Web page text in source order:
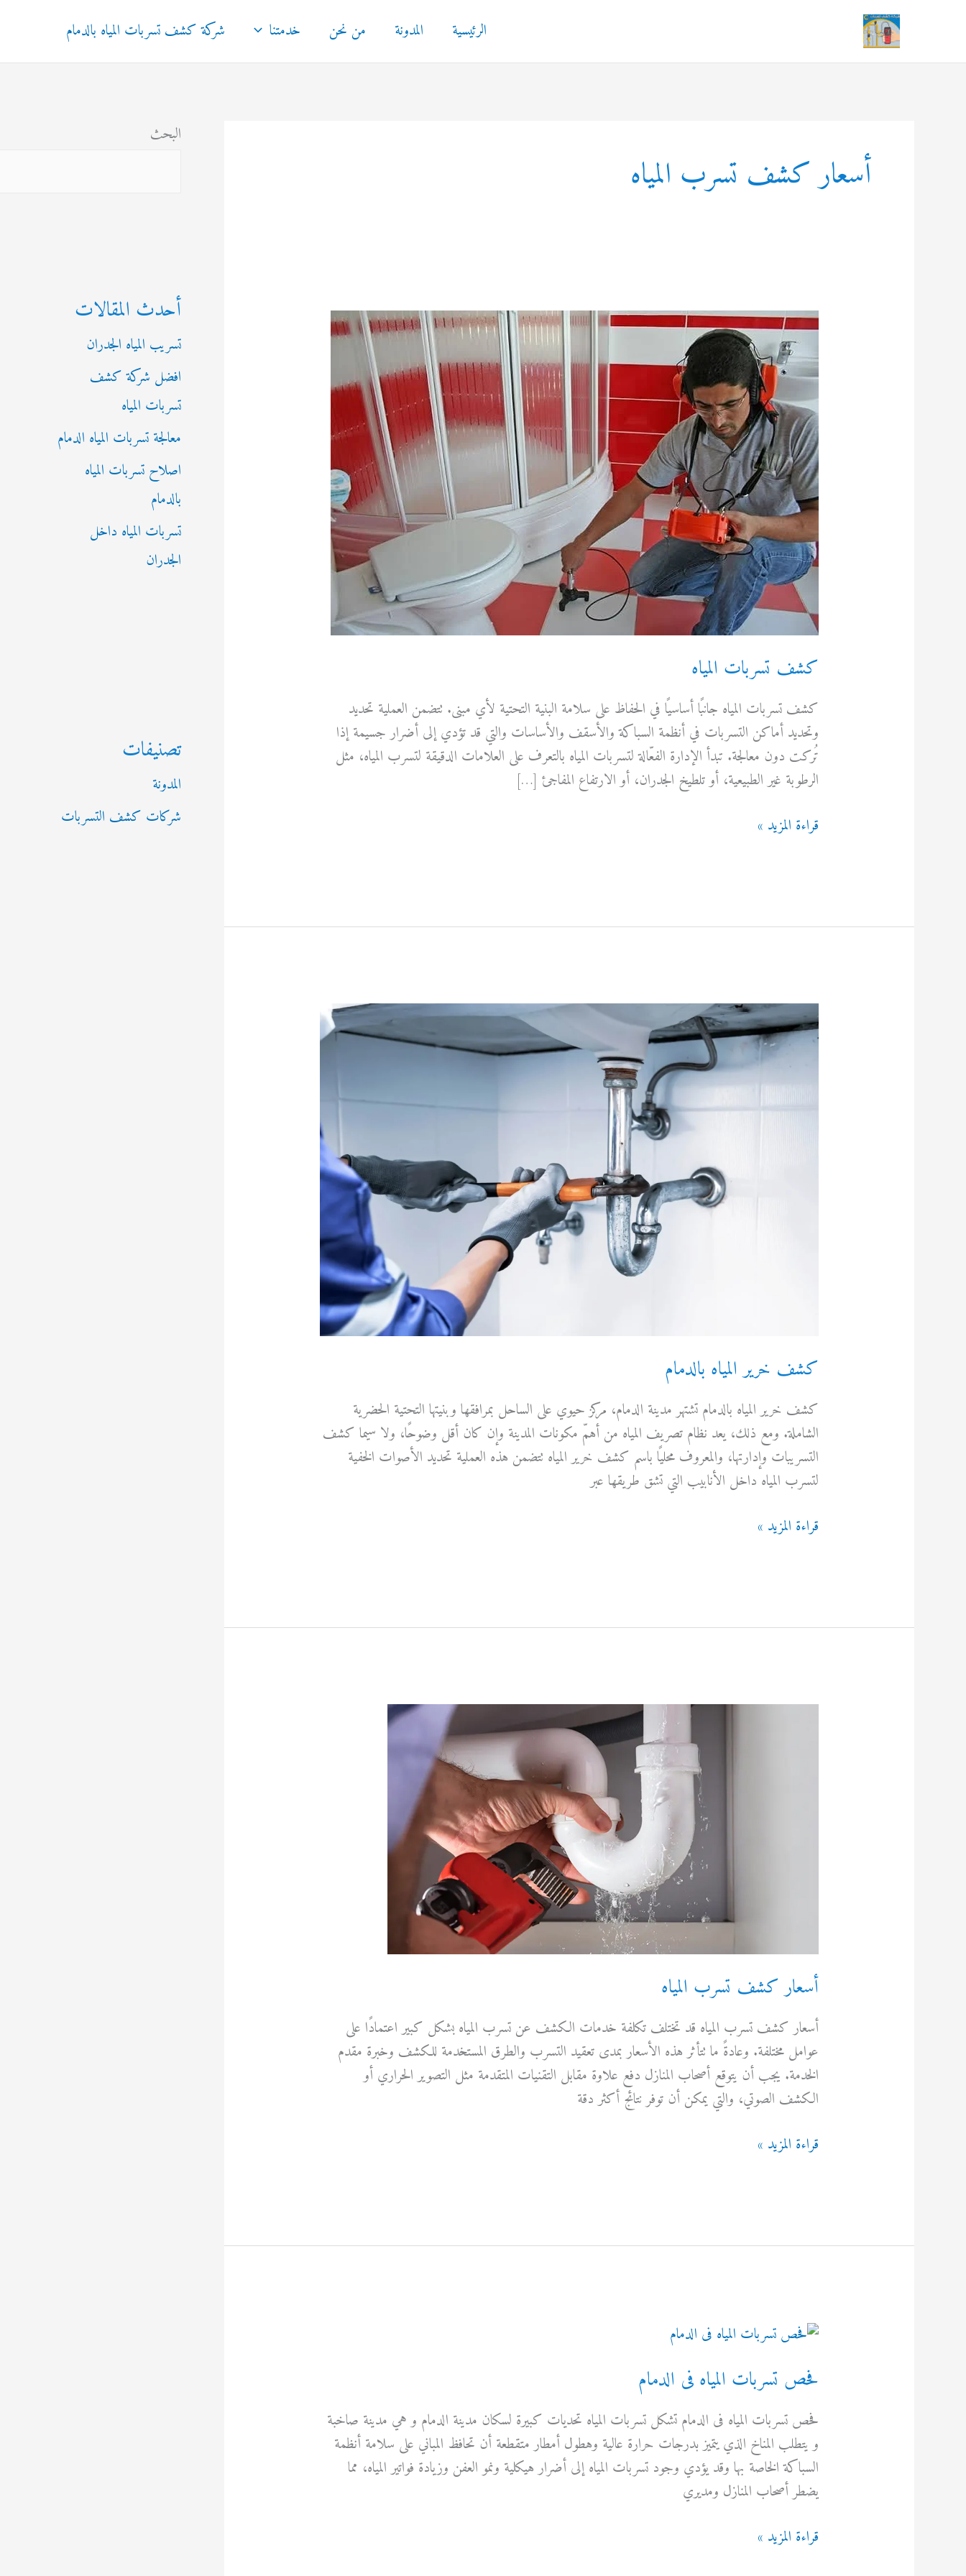
المحتوى
الرئيسية المدونة من نحن خدمتنا شركة كشف تسربات المياه بالدمام
أسعار كشف تسرب المياه
كشف تسربات المياه
كشف تسربات المياه جانبًا أساسيًا في الحفاظ على سلامة البنية التحتية لأي مبنى. تتضمن العملية تحديد
وتحديد أماكن التسربات في أنظمة السباكة والأسقف والأساسات والتي قد تؤدي إلى أضرار جسيمة إذا
تُركت دون معالجة. تبدأ الإدارة الفعّالة لتسربات المياه بالتعرف على العلامات الدقيقة لتسرب المياه، مثل
الرطوبة غير الطبيعية، أو تلطيخ الجدران، أو الارتفاع المفاجئ […]
كشف
قراءة المزيد »
كشف خرير المياه بالدمام
كشف خرير المياه بالدمام تشتهر مدينة الدمام، مركز حيوي على الساحل بمرافقها وبنيتها التحتية الحضرية
الشاملة. ومع ذلك، يعد نظام تصريف المياه من أهمّ مكونات المدينة وإن كان أقل وضوحًا، ولا سيما كشف
التسريبات وإدارتها، والمعروف محليًا باسم كشف خرير المياه تتضمن هذه العملية تحديد الأصوات الخفية
لتسرب المياه داخل الأنابيب التي تشق طريقها عبر
كشف
قراءة المزيد »
أسعار كشف تسرب المياه
أسعار كشف تسرب المياه قد تختلف تكلفة خدمات الكشف عن تسرب المياه بشكل كبير اعتمادًا على
عوامل مختلفة. وعادةً ما تتأثر هذه الأسعار بمدى تعقيد التسرب والطرق المستخدمة للكشف وخبرة مقدم
الخدمة. يجب أن يتوقع أصحاب المنازل دفع علاوة مقابل التقنيات المتقدمة مثل التصوير الحراري أو
الكشف الصوتي، والتي يمكن أن توفر نتائج أكثر دقة
أسعار
قراءة المزيد »
فحص تسربات المياه فى الدمام
فحص تسربات المياه فى الدمام تشكل تسربات المياه تحديات كبيرة لسكان مدينة الدمام و هي مدينة صاخبة
و يتطلب المناخ الذي يتميز بدرجات حرارة عالية وهطول أمطار متقطعة أن تحافظ المباني على سلامة أنظمة
السباكة الخاصة بها وقد يؤدي وجود تسربات المياه إلى أضرار هيكلية ونمو العفن وزيادة فواتير المياه، مما
يضطر أصحاب المنازل ومديري
فحص
قراءة المزيد »
البحث
أحدث المقالات
تسريب المياه الجدران
افضل شركة كشف
تسربات المياه
معالجة تسربات المياه الدمام
اصلاح تسربات المياه
بالدمام
تسربات المياه داخل
الجدران
تصنيفات
المدونة
شركات كشف التسربات